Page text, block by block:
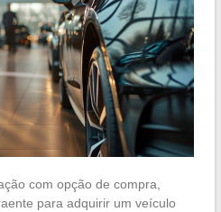
com opção de compra,
para adquirir um veículo